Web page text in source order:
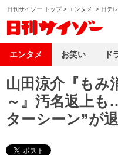
日刊サイゾー トップ> エンタメ > 日テ
山田涼介『もみ
～』汚名返上
ターシーン”が
エンタメ お笑い ド